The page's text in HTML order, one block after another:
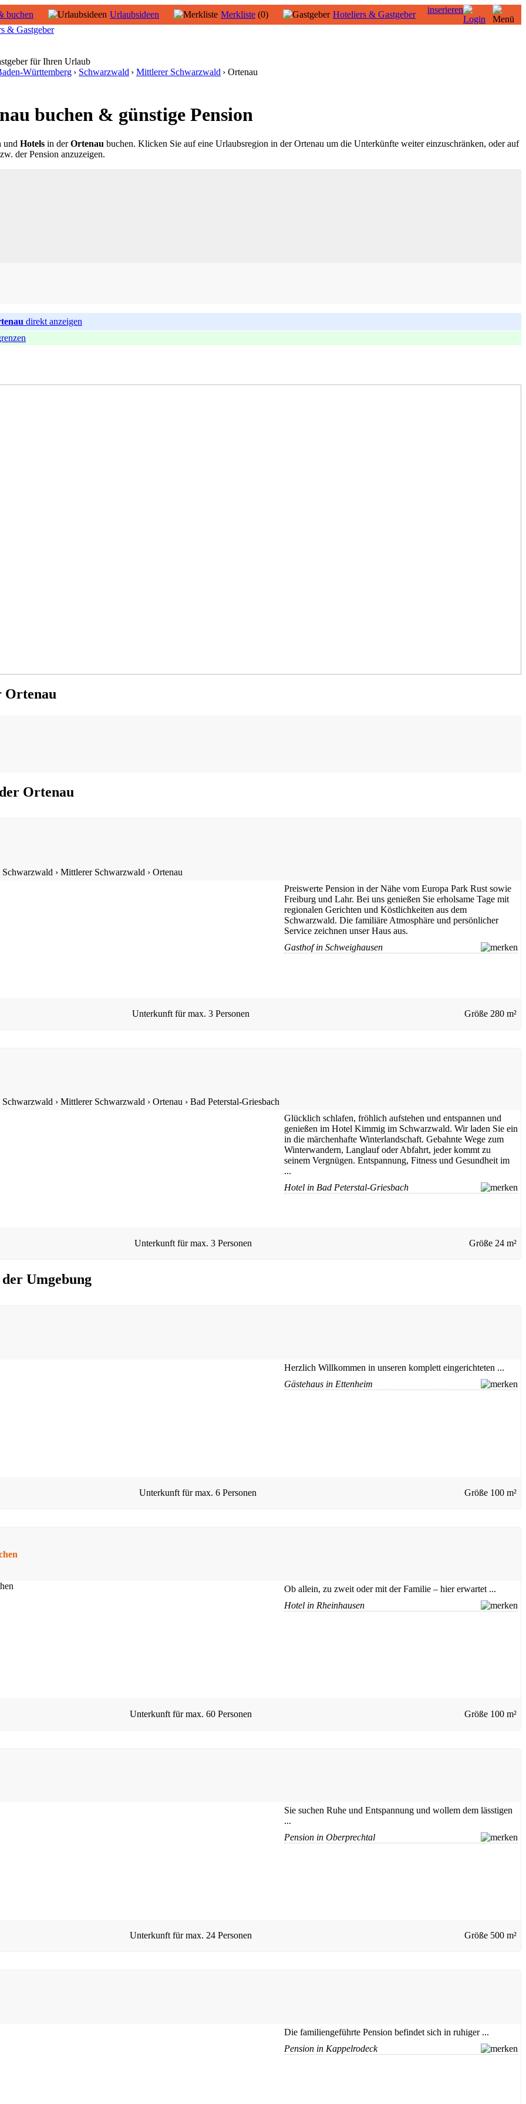
buchen Urlaubsideen Merkliste (0) Hoteliers & Gastgeber
inserieren
& Gastgeber
für Ihren Urlaub
Württemberg › Schwarzwald › Mittlerer Schwarzwald › Ortenau
buchen & günstige Pension
und Hotels in derOrtenau buchen. Klicken Sie auf eine Urlaubsregion in der Ortenau um die Unterkünfte weiter einzuschränken, oder auf
der Pension anzuzeigen.
direkt anzeigen
Ortenau
Ortenau
Schwarzwald › Mittlerer Schwarzwald › Ortenau
Preiswerte Pension in der Nähe vom Europa Park Rust sowie
Freiburg und Lahr. Bei uns genießen Sie erholsame Tage mit
regionalen Gerichten und Köstlichkeiten aus dem
Schwarzwald. Die familiäre Atmosphäre und persönlicher
Service zeichnen unser Haus aus.
Gasthof in Schweighausen
Unterkunft für max. 3 Personen Größe 280 m²
Schwarzwald › Mittlerer Schwarzwald › Ortenau › Bad Peterstal-Griesbach
Glücklich schlafen, fröhlich aufstehen und entspannen und
genießen im Hotel Kimmig im Schwarzwald. Wir laden Sie ein
in die märchenhafte Winterlandschaft. Gebahnte Wege zum
Winterwandern, Langlauf oder Abfahrt, jeder kommt zu
seinem Vergnügen. Entspannung, Fitness und Gesundheit im
...
Hotel in Bad Peterstal-Griesbach
Unterkunft für max. 3 Personen Größe 24 m²
Umgebung
Herzlich Willkommen in unseren komplett eingerichteten ...
Gästehaus in Ettenheim
Unterkunft für max. 6 Personen Größe 100 m²
Ob allein, zu zweit oder mit der Familie – hier erwartet ...
Hotel in Rheinhausen
Unterkunft für max. 60 Personen Größe 100 m²
Sie suchen Ruhe und Entspannung und wollem dem lässtigen
...
Pension in Oberprechtal
Unterkunft für max. 24 Personen Größe 500 m²
Die familiengeführte Pension befindet sich in ruhiger ...
Pension in Kappelrodeck